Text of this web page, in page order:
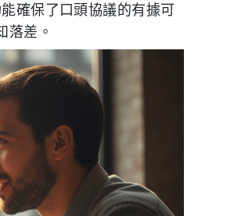
確保了口頭協議的有據可
落差。